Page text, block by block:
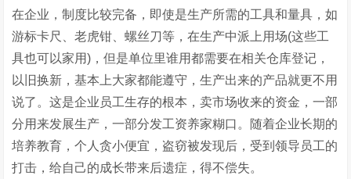
在企业，制度比较完备，即使是生产所需的工具和量具，如
游标卡尺、老虎钳、螺丝刀等，在生产中派上用场(这些工
具也可以家用)，但是单位里谁用都需要在相关仓库登记，
以旧换新，基本上大家都能遵守，生产出来的产品就更不用
说了。这是企业员工生存的根本，卖市场收来的资金，一部
分用来发展生产，一部分发工资养家糊口。随着企业长期的
培养教育，个人贪小便宜，盗窃被发现后，受到领导员工的
打击，给自己的成长带来后遗症，得不偿失。